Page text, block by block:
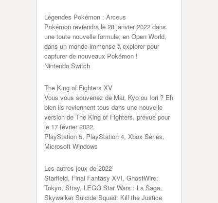
Légendes Pokémon : Arceus
Pokémon reviendra le 28 janvier 2022 dans
une toute nouvelle formule, en Open World,
dans un monde immense à explorer pour
capturer de nouveaux Pokémon !
Nintendo Switch
The King of Fighters XV
Vous vous souvenez de Mai, Kyo ou Iori ? Eh
bien ils reviennent tous dans une nouvelle
version de The King of Fighters, prévue pour
le 17 février 2022.
PlayStation 5, PlayStation 4, Xbox Series,
Microsoft Windows
Les autres jeux de 2022
Starfield, Final Fantasy XVI, GhostWire:
Tokyo, Stray, LEGO Star Wars : La Saga,
Skywalker Suicide Squad: Kill the Justice